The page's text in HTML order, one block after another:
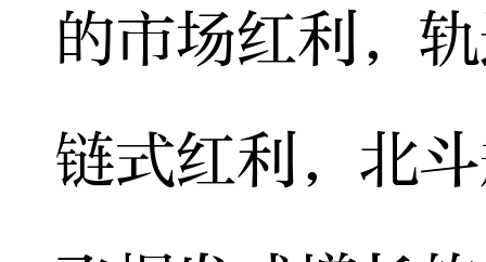
的市场红利，
链式红利，北